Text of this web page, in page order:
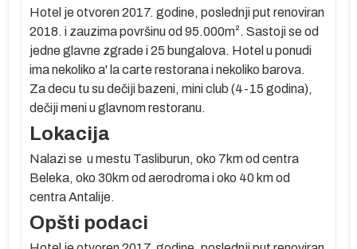
Hotel je otvoren 2017. godine, poslednji put renoviran
2018. i zauzima površinu od 95.000m². Sastoji se od
jedne glavne zgrade i 25 bungalova. Hotel u ponudi
ima nekoliko a' la carte restorana i nekoliko barova.
Za decu tu su dečiji bazeni, mini club (4-15 godina),
dečiji meni u glavnom restoranu.
Lokacija
Nalazi se u mestu Tasliburun, oko 7km od centra
Beleka, oko 30km od aerodroma i oko 40 km od
centra Antalije.
Opšti podaci